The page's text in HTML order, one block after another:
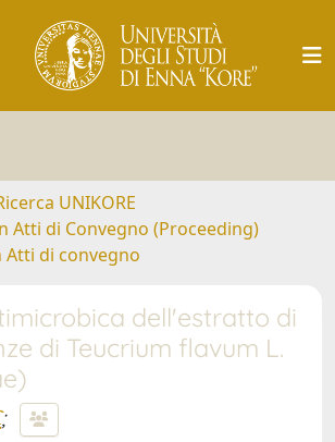
UNIKORE
Atti di Convegno (Proceeding)
Atti di convegno
dell'estratto di
di Teucrium flavum L.
;